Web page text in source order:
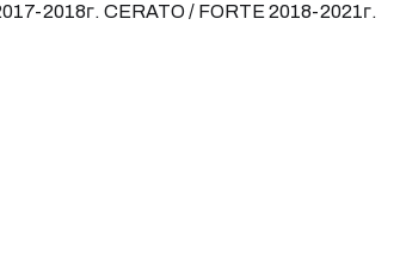
2018г. CERATO / FORTE 2018-2021г.